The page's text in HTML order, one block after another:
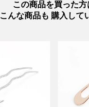
この商品を買った
こんな商品も 購入して